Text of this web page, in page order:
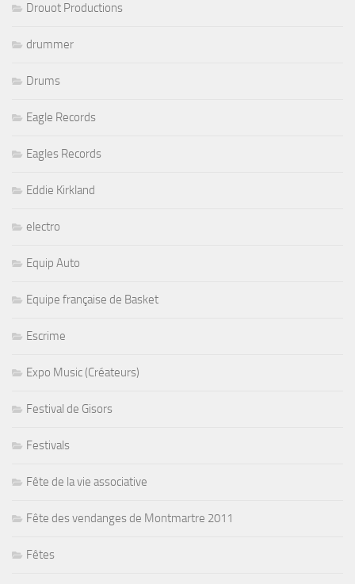
Drouot Productions
drummer
Drums
Eagle Records
Eagles Records
Eddie Kirkland
electro
Equip Auto
Equipe française de Basket
Escrime
Expo Music (Créateurs)
Festival de Gisors
Festivals
Fête de la vie associative
Fête des vendanges de Montmartre 2011
Fêtes